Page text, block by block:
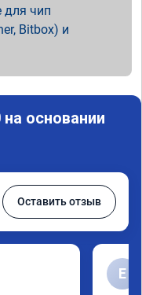
для чип
Bitbox) и
основании
Оставить отзыв
Е